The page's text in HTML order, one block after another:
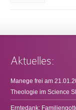
Aktuelles:
Manege frei am
Theologie im Science
Erntedank: